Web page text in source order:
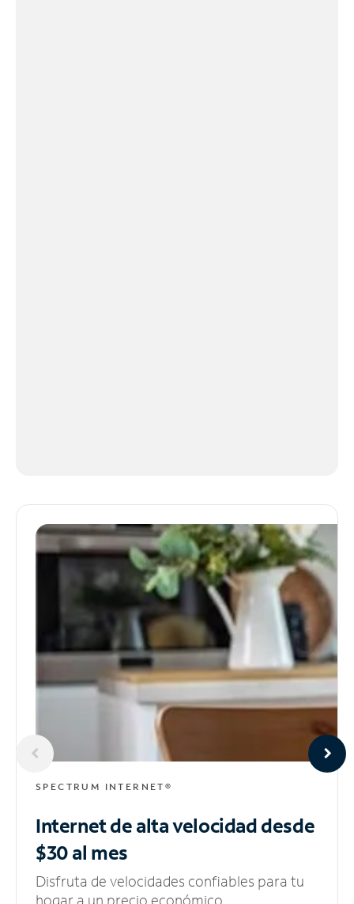
SPECTRUM INTERNET®
Internet de alta velocidaddesde
$30 al mes
Disfruta de velocidades confiables para tu
hogar a un precio económico.